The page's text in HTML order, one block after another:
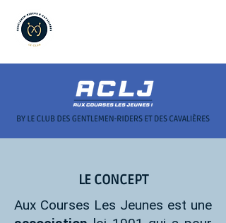
LE CONCEPT
Aux Courses Les Jeunes est une